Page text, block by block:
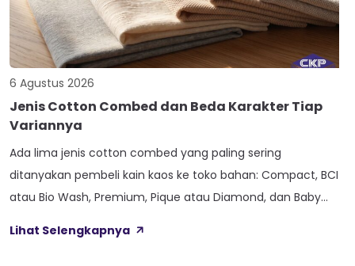
6 Agustus 2026
Jenis Cotton Combed dan Beda Karakter Tiap
Variannya
Ada lima jenis cotton combed yang paling sering
ditanyakan pembeli kain kaos ke toko bahan: Compact, BCI
atau Bio Wash, Premium, Pique atau Diamond, dan Baby
benang atau jenis rajutan, bukan dari angka ketebalan
Lihat Selengkapnya